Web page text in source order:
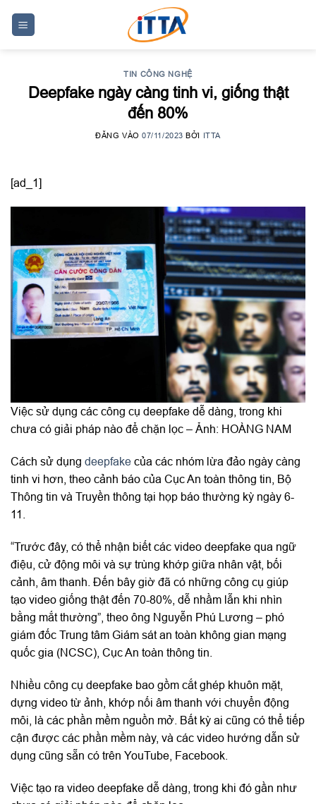
TIN CÔNG NGHỆ
Deepfake ngày càng tinh vi, giống thật
đến 80%
ĐĂNG VÀO07/11/2023 BỞI ITTA
[ad_1]
Việc sử dụng các công cụ deepfake dễ dàng, trong khi
chưa có giải pháp nào để chặn lọc – Ảnh: HOÀNG NAM
Cách sử dụng deepfake của các nhóm lừa đảo ngày càng
tinh vi hơn, theo cảnh báo của Cục An toàn thông tin, Bộ
Thông tin và Truyền thông tại họp báo thường kỳ ngày 6-
11.
“Trước đây, có thể nhận biết các video deepfake qua ngữ
điệu, cử động môi và sự trùng khớp giữa nhân vật, bối
cảnh, âm thanh. Đến bây giờ đã có những công cụ giúp
tạo video giống thật đến 70-80%, dễ nhầm lẫn khi nhìn
bằng mắt thường”, theo ông Nguyễn Phú Lương – phó
giám đốc Trung tâm Giám sát an toàn không gian mạng
quốc gia (NCSC), Cục An toàn thông tin.
Nhiều công cụ deepfake bao gồm cắt ghép khuôn mặt,
dựng video từ ảnh, khớp nối âm thanh với chuyển động
môi, là các phần mềm nguồn mở. Bất kỳ ai cũng có thể tiếp
cận được các phần mềm này, và các video hướng dẫn sử
dụng cũng sẵn có trên YouTube, Facebook.
Việc tạo ra video deepfake dễ dàng, trong khi đó gần như